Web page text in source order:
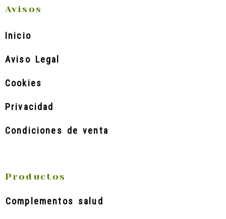
Avisos
Inicio
Aviso Legal
Cookies
Privacidad
Condiciones de venta
Productos
Complementos salud